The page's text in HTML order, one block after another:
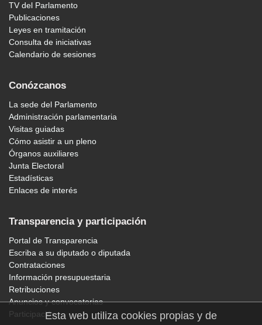
TV del Parlamento
Publicaciones
Leyes en tramitación
Consulta de iniciativas
Calendario de sesiones
Conózcanos
La sede del Parlamento
Administración parlamentaria
Visitas guiadas
Cómo asistir a un pleno
Órganos auxiliares
Junta Electoral
Estadísticas
Enlaces de interés
Transparencia y participación
Portal de Transparencia
Escriba a su diputado o diputada
Contrataciones
Información presupuestaria
Retribuciones
Anuncios y convocatorias
ParticipaciónEsta web utiliza cookies propias y de